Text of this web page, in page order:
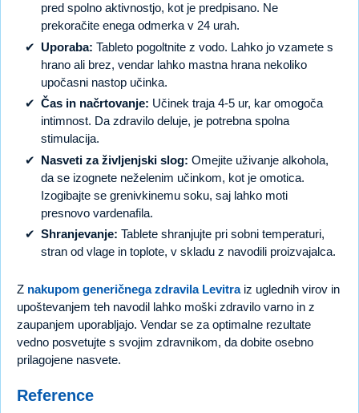
pred spolno aktivnostjo, kot je predpisano. Ne
prekoračite enega odmerka v 24 urah.
Uporaba: Tableto pogoltnite z vodo. Lahko jo vzamete s
hrano ali brez, vendar lahko mastna hrana nekoliko
upočasni nastop učinka.
Čas in načrtovanje: Učinek traja 4-5 ur, kar omogoča
intimnost. Da zdravilo deluje, je potrebna spolna
stimulacija.
Nasveti za življenjski slog: Omejite uživanje alkohola,
da se izognete neželenim učinkom, kot je omotica.
Izogibajte se grenivkinemu soku, saj lahko moti
presnovo vardenafila.
Shranjevanje: Tablete shranjujte pri sobni temperaturi,
stran od vlage in toplote, v skladu z navodili proizvajalca.
Z nakupom generičnega zdravila Levitraiz uglednih virov in
upoštevanjem teh navodil lahko moški zdravilo varno in z
zaupanjem uporabljajo. Vendar se za optimalne rezultate
vedno posvetujte s svojim zdravnikom, da dobite osebno
prilagojene nasvete.
Reference